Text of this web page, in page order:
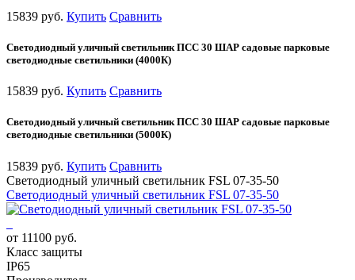
15839 руб. Купить Сравнить
Светодиодный уличный светильник ПСС 30 ШАР садовые парковые
светодиодные светильники (4000К)
15839 руб. Купить Сравнить
Светодиодный уличный светильник ПСС 30 ШАР садовые парковые
светодиодные светильники (5000К)
15839 руб. Купить Сравнить
Светодиодный уличный светильник FSL 07-35-50
Светодиодный уличный светильник FSL 07-35-50
от 11100 руб.
Класс защиты
IP65